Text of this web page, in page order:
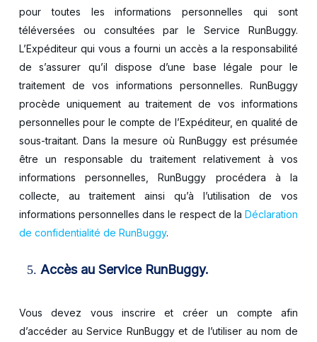
pour toutes les informations personnelles qui sont
téléversées ou consultées par le Service RunBuggy.
L’Expéditeur qui vous a fourni un accès a la responsabilité
de s’assurer qu’il dispose d’une base légale pour le
traitement de vos informations personnelles. RunBuggy
procède uniquement au traitement de vos informations
personnelles pour le compte de l’Expéditeur, en qualité de
sous-traitant. Dans la mesure où RunBuggy est présumée
être un responsable du traitement relativement à vos
informations personnelles, RunBuggy procédera à la
collecte, au traitement ainsi qu’à l’utilisation de vos
informations personnelles dans le respect de laDéclaration
de confidentialité de RunBuggy.
Accès au Service RunBuggy.
Vous devez vous inscrire et créer un compte afin
d’accéder au Service RunBuggy et de l’utiliser au nom de